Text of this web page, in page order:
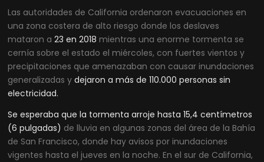
Las autoridades de California ordenaron evacuaciones en
una zona costera de alto riesgo donde los deslaves
mataron a23 en 2018 mientras una enorme tormenta se
cernía sobre el estado el miércoles, con fuertes vientos y
precipitaciones que amenazaban con causar inundaciones
generalizadas y dejaron a más de 110.000 personas sin
electricidad.
Se esperaba que la tormenta arroje hasta 15,4 centímetros
(6 pulgadas) de lluvia en algunas zonas del área de la Bahía
de San Francisco, donde hay avisos por inundaciones
vigentes hasta el jueves en la noche. En el sur de California,